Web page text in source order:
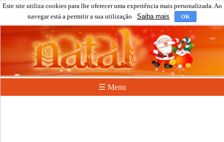
Este site utiliza cookies para lhe oferecer uma experiência mais personalizada. Ao
navegar está a permitir a sua utilização
Saiba mais OK
☰ Menu